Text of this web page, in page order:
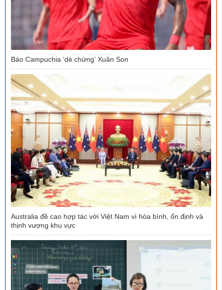
Báo Campuchia ‘dè chừng’ Xuân Son
Australia đề cao hợp tác với Việt Nam vì hòa bình, ổn định và
thịnh vượng khu vực